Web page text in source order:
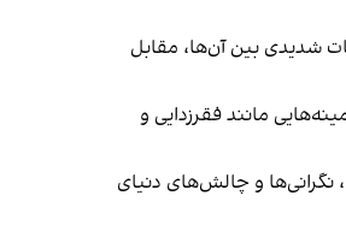
مقابل
کرد و در زمینه‌هایی مانند فقرزدایی و
نگرانی‌ها و چالش‌های دنیای